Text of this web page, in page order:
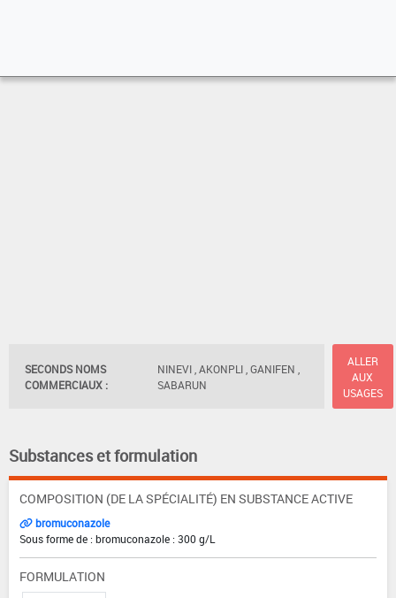
SECONDS NOMS
COMMERCIAUX :
NINEVI , AKONPLI , GANIFEN ,
SABARUN
ALLER
AUX
USAGES
Substances et formulation
COMPOSITION (DE LA SPÉCIALITÉ) EN SUBSTANCE ACTIVE
bromuconazole
Sous forme de : bromuconazole : 300 g/L
FORMULATION